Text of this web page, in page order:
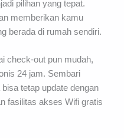
pilihan yang tepat.
memberikan kamu
berada di rumah sendiri.
check-out pun mudah,
24 jam. Sembari
tetap update dengan
fasilitas akses Wifi gratis